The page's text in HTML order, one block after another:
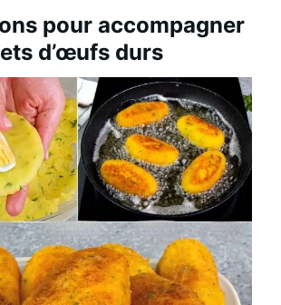
pour accompagner
d’œufs durs